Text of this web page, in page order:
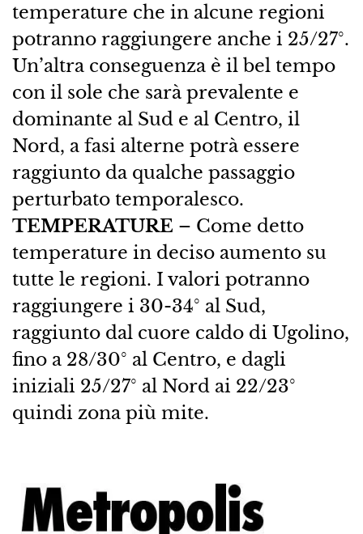
temperature che in alcune regioni
potranno raggiungere anche i 25/27°.
Un’altra conseguenza è il bel tempo
con il sole che sarà prevalente e
dominante al Sud e al Centro, il
Nord, a fasi alterne potrà essere
raggiunto da qualche passaggio
perturbato temporalesco.
TEMPERATURE – Come detto
temperature in deciso aumento su
tutte le regioni. I valori potranno
raggiungere i 30-34° al Sud,
raggiunto dal cuore caldo di Ugolino,
fino a 28/30° al Centro, e dagli
iniziali 25/27° al Nord ai 22/23°
quindi zona più mite.